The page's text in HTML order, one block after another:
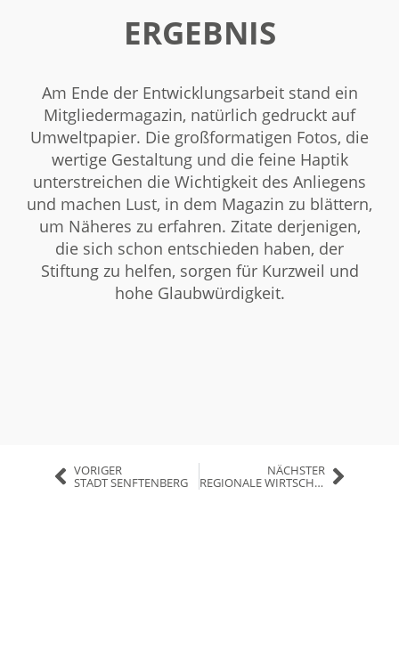
ERGEBNIS
Am Ende der Entwicklungsarbeit stand ein
Mitgliedermagazin, natürlich gedruckt auf
Umweltpapier. Die großformatigen Fotos, die
wertige Gestaltung und die feine Haptik
unterstreichen die Wichtigkeit des Anliegens
und machen Lust, in dem Magazin zu blättern,
um Näheres zu erfahren. Zitate derjenigen,
die sich schon entschieden haben, der
Stiftung zu helfen, sorgen für Kurzweil und
hohe Glaubwürdigkeit.
VORIGER
STADT SENFTENBERG
NÄCHSTER
REGIONALE WIRTSCHAFTSFÖRDERUNGSGESELLSCHAFT ELBE-ELSTER MBH